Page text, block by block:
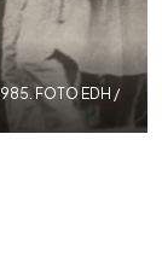
FOTO EDH /